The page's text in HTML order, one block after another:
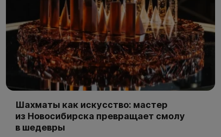
Шахматы как искусство: мастер
из Новосибирска превращает смолу
в шедевры